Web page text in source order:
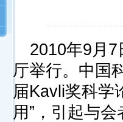
2010年9月
厅举行。中国
届Kavli奖科学
用”，引起与